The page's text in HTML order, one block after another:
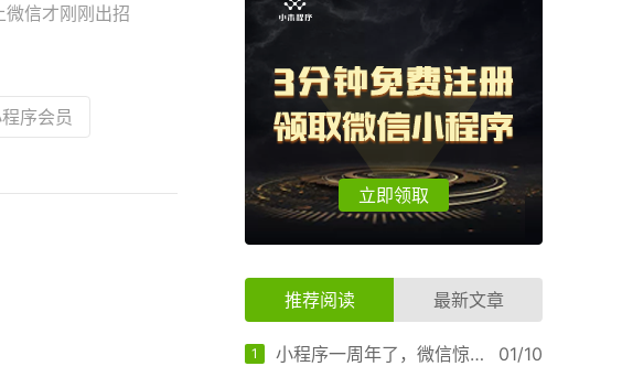
信才刚刚出招
序会员
立即领取
推荐阅读 最新文章
1 小程序一周年了，微信惊现大招（独家） 01/10